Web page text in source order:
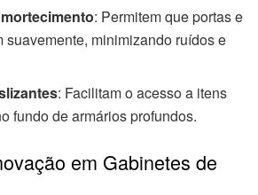
: Permitem que portas e
suavemente, minimizando ruídos e
: Facilitam o acesso a itens
fundo de armários profundos.
em Gabinetes de